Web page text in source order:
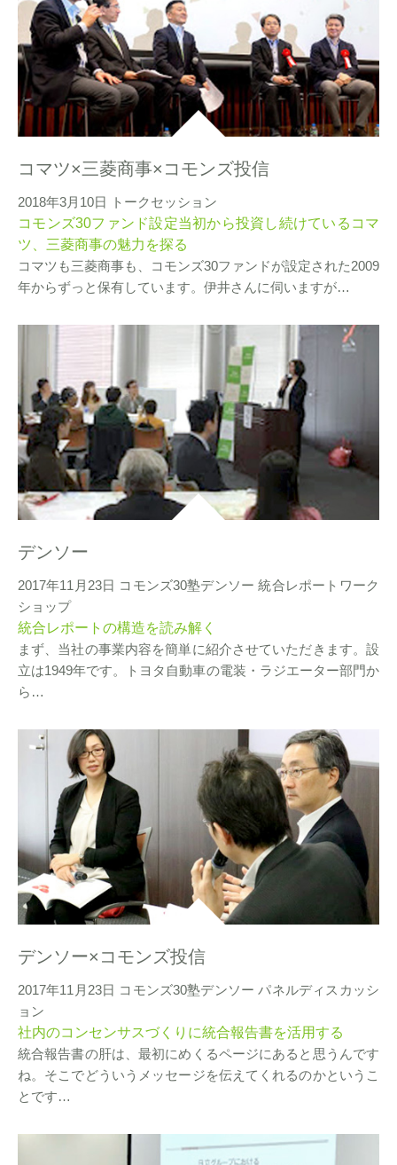
コマツ×三菱商事×コモンズ投信
2018年3月10日 トークセッション
コモンズ30ファンド設定当初から投資し続けているコマ
ツ、三菱商事の魅力を探る
コマツも三菱商事も、コモンズ30ファンドが設定された2009
年からずっと保有しています。伊井さんに伺いますが…
デンソー
2017年11月23日 コモンズ30塾デンソー 統合レポートワーク
ショップ
統合レポートの構造を読み解く
まず、当社の事業内容を簡単に紹介させていただきます。設
立は1949年です。トヨタ自動車の電装・ラジエーター部門か
ら…
デンソー×コモンズ投信
2017年11月23日 コモンズ30塾デンソー パネルディスカッシ
ョン
社内のコンセンサスづくりに統合報告書を活用する
統合報告書の肝は、最初にめくるページにあると思うんです
ね。そこでどういうメッセージを伝えてくれるのかというこ
とです…